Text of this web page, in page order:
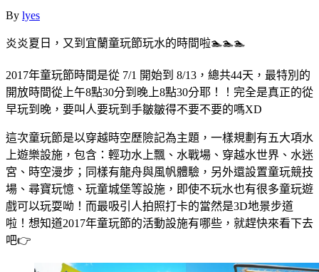
By lyes
炎炎夏日，又到宜蘭童玩節玩水的時間啦🏊🏊🏊
2017年童玩節時間是從 7/1 開始到 8/13，總共44天，最特別的
開放時間從上午8點30分到晚上8點30分耶！！完全是真正的從
早玩到晚，要叫人要玩到手皺皺得不要不要的嗎XD
這次童玩節是以穿越時空歷險記為主題，一樣規劃有五大項水
上遊樂設施，包含：輕功水上飄、水戰場、穿越水世界、水迷
宮、時空漫步；同樣有龍舟與風帆體驗，另外還設置童玩競技
場、尋寶玩憶、玩童城堡等設施，即使不玩水也有很多童玩遊
戲可以玩耍呦！而最吸引人拍照打卡的當然是3D地景步道
啦！想知道2017年童玩節的活動設施有哪些，就趕快來看下去
吧👉